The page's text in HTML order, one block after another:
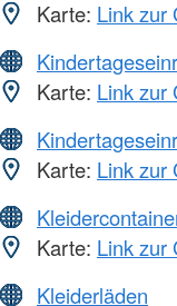
Karte: Link zur
Karte: Link zur
Karte: Link zur
Karte: Link zur
Kleiderläden